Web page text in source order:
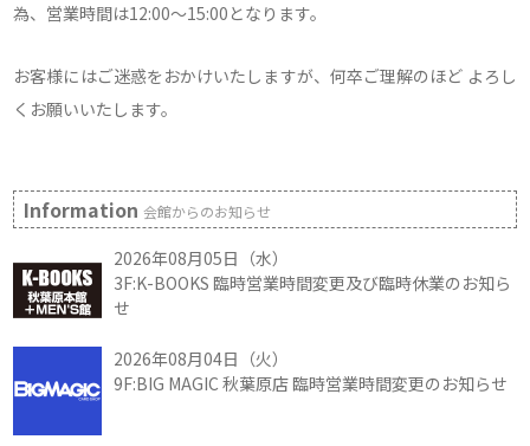
為、営業時間は12:00～15:00となります。
お客様にはご迷惑をおかけいたしますが、何卒ご理解のほど よろし
くお願いいたします。
Information会館からのお知らせ
2026年08月05日（水）
3F:K-BOOKS 臨時営業時間変更及び臨時休業のお知ら
せ
2026年08月04日（火）
9F:BIG MAGIC 秋葉原店 臨時営業時間変更のお知らせ